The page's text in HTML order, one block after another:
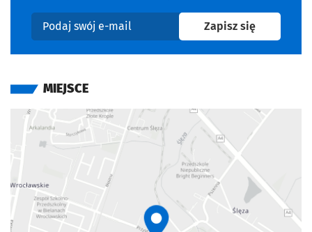
Podaj swój e-mail
Zapisz sięna
MIEJSCE